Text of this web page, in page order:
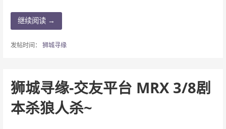
继续阅读 →
发帖时间： 狮城寻缘
狮城寻缘-交友平台 MRX 3/8剧
本杀狼人杀~